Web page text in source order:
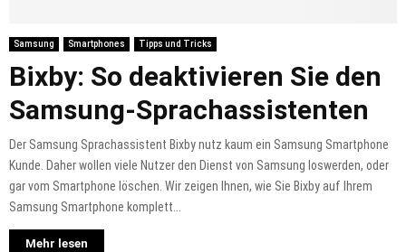
Samsung Smartphones Tipps und Tricks
Bixby: So deaktivieren Sie den
Samsung-Sprachassistenten
Der Samsung Sprachassistent Bixby nutz kaum ein Samsung Smartphone
Kunde. Daher wollen viele Nutzer den Dienst von Samsung loswerden, oder
gar vom Smartphone löschen. Wir zeigen Ihnen, wie Sie Bixby auf Ihrem
Samsung Smartphone komplett...
Mehr lesen